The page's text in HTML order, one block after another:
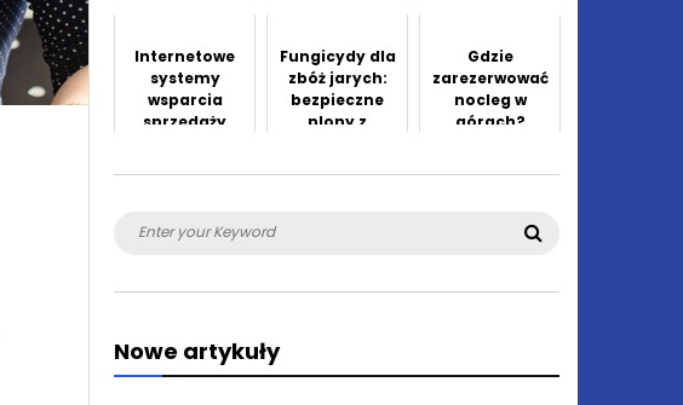
Internetowe
systemy
wsparcia
sprzedaży
Fungicydy dla
zbóż jarych:
bezpieczne
plony z
Gdzie
zarezerwować
nocleg w
górach?
Search
Nowe artykuły